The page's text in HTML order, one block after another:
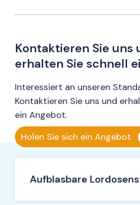
Kontaktieren Sie uns
erhalten Sie schnell
Interessiert an unseren
Kontaktieren Sie uns und
ein Angebot.
Holen Sie sich ein Angebot
Aufblasbare